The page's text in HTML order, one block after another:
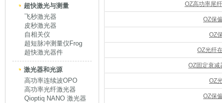
超快激光与测量
飞秒激光器
皮秒激光器
自相关仪
超短脉冲测量仪Frog
超快激光器件
激光器和光源
高功率连续波OPO
高功率光纤激光器
Qioptiq NANO 激光器
OZ高功率尾
OZ保
OZ
OZ光纤
OZ固定衰减
OZ
OZ保